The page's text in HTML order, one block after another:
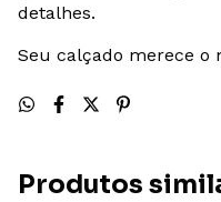
detalhes.
Seu calçado merece o
Produtos